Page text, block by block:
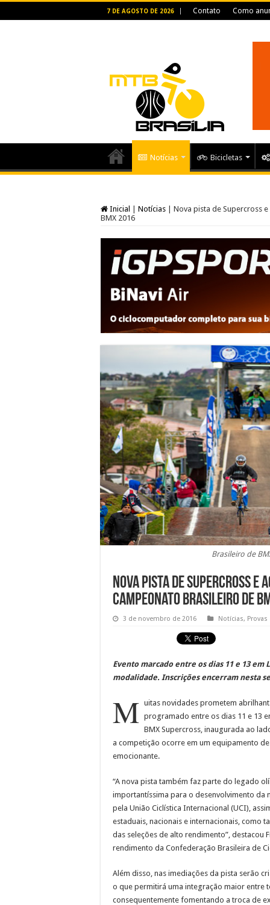
7 DE AGOSTO DE 2026 Contato Como
Notícias Bicicletas
Inicial Notícias
Nova pista de Supercross
BMX 2016
Brasileiro de
Nova pista de Supercross e
Campeonato Brasileiro de
3 de novembro de 2016 Notícias, Provas
Evento marcado entre os dias 11 e 13
modalidade. Inscrições encerram nesta
M uitas novidades prometem
programado entre os dias 11 e 13
BMX Supercross, inaugurada ao
a competição ocorre em um equipamento
emocionante.
“A nova pista também faz parte do legado
importantíssima para o desenvolvimento da
pela União Ciclística Internacional (UCI),
estaduais, nacionais e internacionais, como
das seleções de alto rendimento”,
rendimento da Confederação Brasileira de
Além disso, nas imediações da pista serão
o que permitirá uma integração maior entre
consequentemente fomentando a troca de